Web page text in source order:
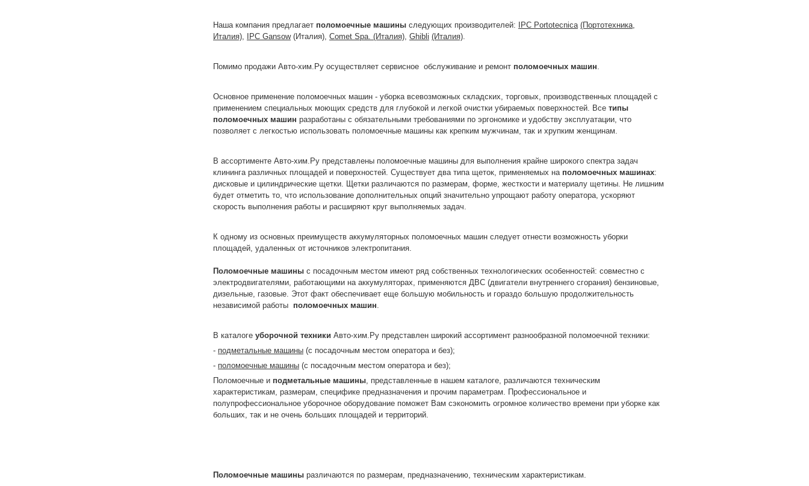
Наша компания предлагает поломоечные машины следующих производителей: IPC Portotecnica (Портотехника,
Италия), IPC Gansow (Италия), Comet Spa. (Италия), Ghibli (Италия).
Помимо продажи Авто-хим.Ру осуществляет сервисное обслуживание и ремонт поломоечных машин.
Основное применение поломоечных машин - уборка всевозможных складских, торговых, производственных площадей с
применением специальных моющих средств для глубокой и легкой очистки убираемых поверхностей. Все типы
поломоечных машин разработаны с обязательными требованиями по эргономике и удобству эксплуатации, что
позволяет с легкостью использовать поломоечные машины как крепким мужчинам, так и хрупким женщинам.
В ассортименте Авто-хим.Ру представлены поломоечные машины для выполнения крайне широкого спектра задач
клининга различных площадей и поверхностей. Существует два типа щеток, применяемых на поломоечных машинах:
дисковые и цилиндрические щетки. Щетки различаются по размерам, форме, жесткости и материалу щетины. Не лишним
будет отметить то, что использование дополнительных опций значительно упрощают работу оператора, ускоряют
скорость выполнения работы и расширяют круг выполняемых задач.
К одному из основных преимуществ аккумуляторных поломоечных машин следует отнести возможность уборки
площадей, удаленных от источников электропитания.
Поломоечные машины с посадочным местом имеют ряд собственных технологических особенностей: совместно с
электродвигателями, работающими на аккумуляторах, применяются ДВС (двигатели внутреннего сгорания) бензиновые,
дизельные, газовые. Этот факт обеспечивает еще большую мобильность и гораздо большую продолжительность
независимой работы поломоечных машин.
В каталоге уборочной техники Авто-хим.Ру представлен широкий ассортимент разнообразной поломоечной техники:
- подметальные машины (с посадочным местом оператора и без);
- поломоечные машины (с посадочным местом оператора и без);
Поломоечные и подметальные машины, представленные в нашем каталоге, различаются техническим
характеристикам, размерам, специфике предназначения и прочим параметрам. Профессиональное и
полупрофессиональное уборочное оборудование поможет Вам сэкономить огромное количество времени при уборке как
больших, так и не очень больших площадей и территорий.
Поломоечные машины различаются по размерам, предназначению, техническим характеристикам.